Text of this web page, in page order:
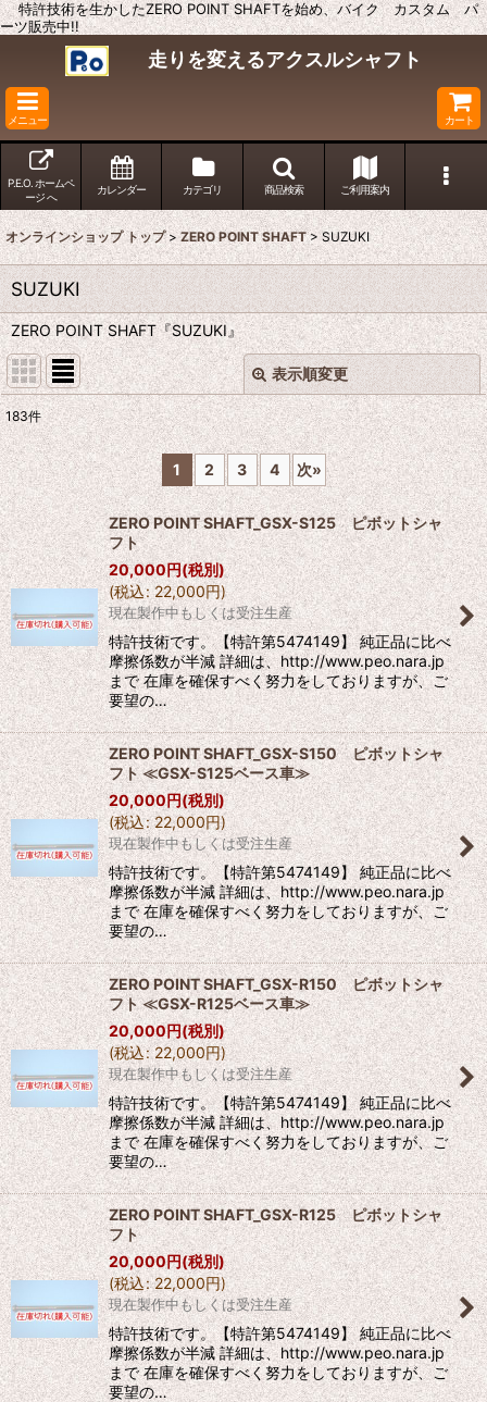
特許技術を生かしたZERO POINT SHAFTを始め、バイク カスタム パ
ーツ販売中!!
走りを変えるアクスルシャフト
メニュー カート
P.E.O. ホームペ
ージ へ
カレンダー カテゴリ 商品検索 ご利用案内
オンラインショップ トップ > ZERO POINT SHAFT > SUZUKI
SUZUKI
ZERO POINT SHAFT『SUZUKI』
表示順変更
表示数:
並び順:
絞り込む
閉じる
183件
1 2 3 4 次»
ZERO POINT SHAFT_GSX-S125 ピボットシャ
フト
20,000円(税別)
(税込: 22,000円)
現在製作中もしくは受注生産
特許技術です。【特許第5474149】 純正品に比べ
摩擦係数が半減 詳細は、http://www.peo.nara.jp
まで 在庫を確保すべく努力をしておりますが、ご
要望の…
ZERO POINT SHAFT_GSX-S150 ピボットシャ
フト ≪GSX-S125ベース車≫
20,000円(税別)
(税込: 22,000円)
現在製作中もしくは受注生産
特許技術です。【特許第5474149】 純正品に比べ
摩擦係数が半減 詳細は、http://www.peo.nara.jp
まで 在庫を確保すべく努力をしておりますが、ご
要望の…
ZERO POINT SHAFT_GSX-R150 ピボットシャ
フト ≪GSX-R125ベース車≫
20,000円(税別)
(税込: 22,000円)
現在製作中もしくは受注生産
特許技術です。【特許第5474149】 純正品に比べ
摩擦係数が半減 詳細は、http://www.peo.nara.jp
まで 在庫を確保すべく努力をしておりますが、ご
要望の…
ZERO POINT SHAFT_GSX-R125 ピボットシャ
フト
20,000円(税別)
(税込: 22,000円)
現在製作中もしくは受注生産
特許技術です。【特許第5474149】 純正品に比べ
摩擦係数が半減 詳細は、http://www.peo.nara.jp
まで 在庫を確保すべく努力をしておりますが、ご
要望の…